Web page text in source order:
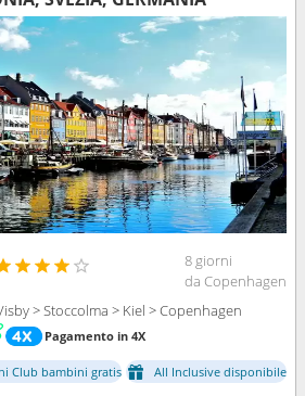
8 giorni
da Copenhagen
> Stoccolma > Kiel > Copenhagen
Pagamento in 4X
Club bambini gratis
All Inclusive disponibile